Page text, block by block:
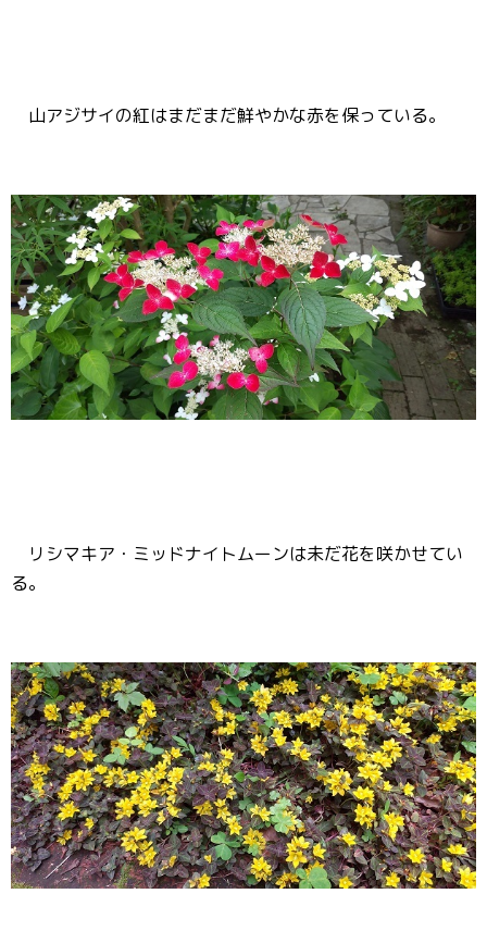
山アジサイの紅はまだまだ鮮やかな赤を保っている。
リシマキア・ミッドナイトムーンは未だ花を咲かせてい
る。